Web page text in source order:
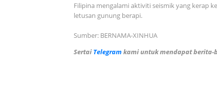
Filipina mengalami aktiviti seismik yang kerap
letusan gunung berapi.
Sumber: BERNAMA-XINHUA
Sertai Telegram kami untuk mendapat